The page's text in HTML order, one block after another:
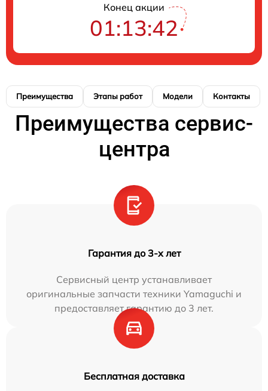
Конец акции
01:13:41
Преимущества Этапы работ Модели Контакты
Преимущества сервис-
центра
Гарантия до 3-х лет
Сервисный центр устанавливает
оригинальные запчасти техники Yamaguchi и
предоставляет гарантию до 3 лет.
Бесплатная доставка